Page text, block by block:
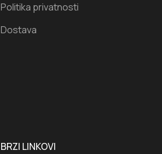
Politika privatnosti
Dostava
BRZI LINKOVI